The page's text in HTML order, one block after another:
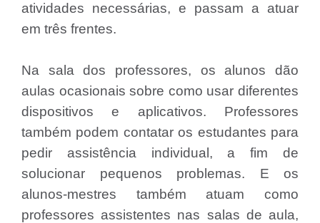
atividades necessárias, e passam a atuar
em três frentes.
Na sala dos professores, os alunos dão
aulas ocasionais sobre como usar diferentes
dispositivos e aplicativos. Professores
também podem contatar os estudantes para
pedir assistência individual, a fim de
solucionar pequenos problemas. E os
alunos-mestres também atuam como
professores assistentes nas salas de aula,